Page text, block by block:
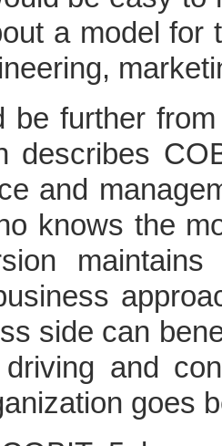
a model for
be further
describes
and
knows the
side can
and
goes